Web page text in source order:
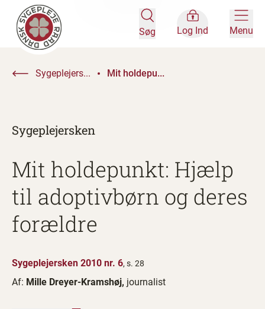
Søg Log Ind Menu
Sygeplejers... Mit holdepu...
Sygeplejersken
Mit holdepunkt: Hjælp
til adoptivbørn og deres
forældre
Sygeplejersken 2010 nr. 6, s. 28
Af: Mille Dreyer-Kramshøj, journalist